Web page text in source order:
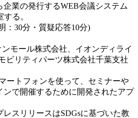
業の発行するWEB会議システム
る。
：30分・質疑応答10分)
モール株式会社、イオンディライ
ビリティパーツ株式会社千葉支社
ートフォンを使って、セミナーや
ンで開催するために開発されたアプ
スリリースはSDGsに基づいた教